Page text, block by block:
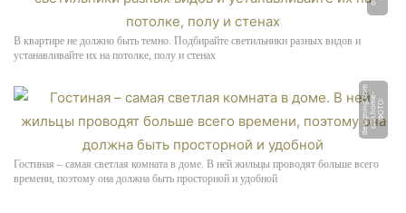
В квартире не должно быть темно. Подбирайте светильники разных видов и
устанавливайте их на потолке, полу и стенах
Ф
О
Т
О:
c
d
n.
h
o
m
e
-d
e
si
g
ni
n
g.
c
o
m
Гостиная – самая светлая комната в доме. В ней жильцы проводят больше всего
времени, поэтому она должна быть просторной и удобной